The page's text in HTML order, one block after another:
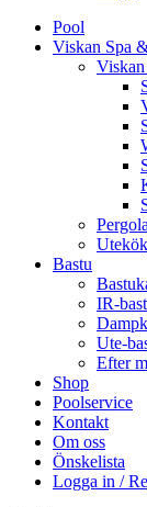
Pool
Viskan Spa
Viskan
Pergola
Utekök
Bastu
IR-
Ute-
Efter
Shop
Poolservice
Kontakt
Om oss
Önskelista
Logga in /